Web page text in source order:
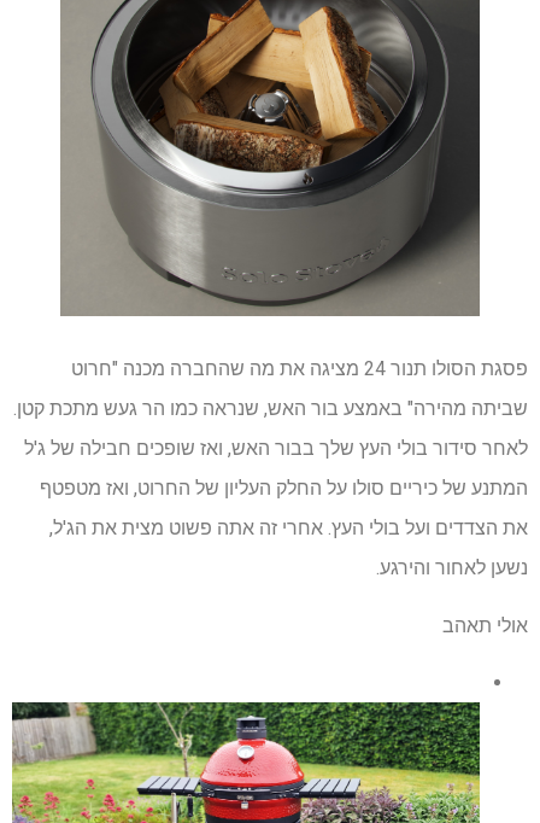
פסגת הסולו תנור 24 מציגה את מה שהחברה מכנה "חרוט
שביתה מהירה" באמצע בור האש, שנראה כמו הר געש מתכת קטן.
לאחר סידור בולי העץ שלך בבור האש, ואז שופכים חבילה של ג'ל
המתנע של כיריים סולו על החלק העליון של החרוט, ואז מטפטף
את הצדדים ועל בולי העץ. אחרי זה אתה פשוט מצית את הג'ל,
נשען לאחור והירגע.
אולי תאהב